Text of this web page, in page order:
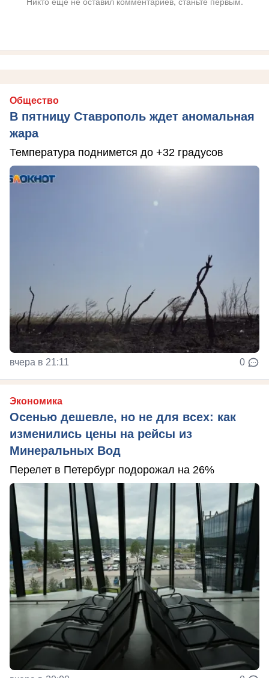
Общество
В пятницу Ставрополь ждет аномальная
жара
Температура поднимется до +32 градусов
вчера в 21:11 0
Экономика
Осенью дешевле, но не для всех: как
изменились цены на рейсы из
Минеральных Вод
Перелет в Петербург подорожал на 26%